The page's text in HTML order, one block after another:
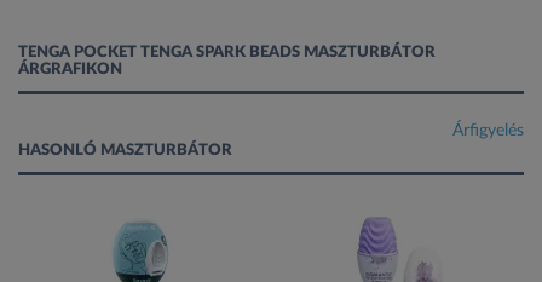
TENGA POCKET TENGA SPARK BEADS MASZTURBÁTOR
ÁRGRAFIKON
Árfigyelés
HASONLÓ MASZTURBÁTOR